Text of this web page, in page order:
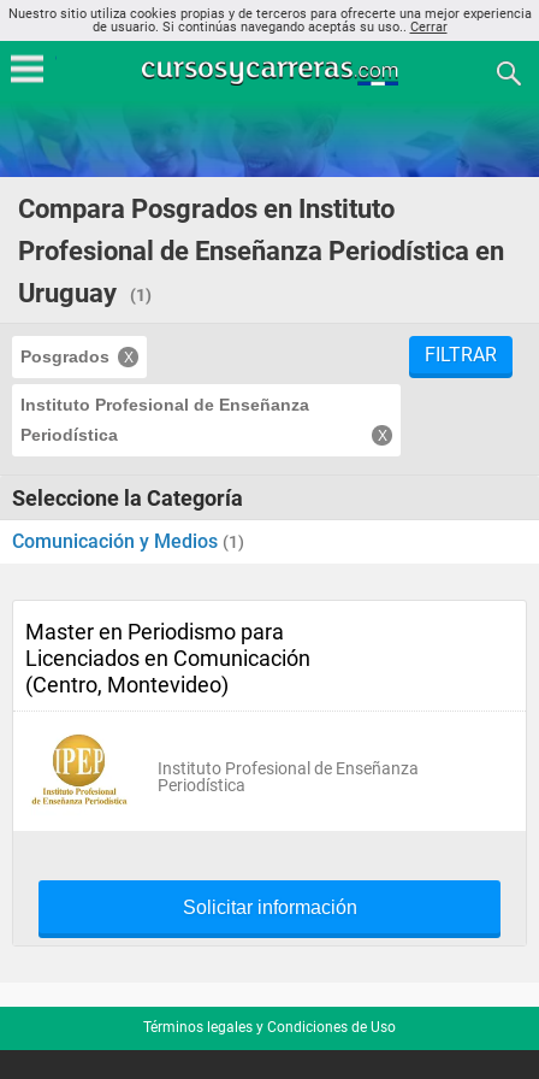
Nuestro sitio utiliza cookies propias y de terceros para ofrecerte una mejor experiencia
de usuario. Si continúas navegando aceptás su uso.. Cerrar
Compara Posgrados en Instituto
Profesional de Enseñanza Periodística en
Uruguay
(1)
Posgrados
Instituto Profesional de Enseñanza
Periodística
FILTRAR
Seleccione la Categoría
Comunicación y Medios (1)
Master en Periodismo para
Licenciados en Comunicación
(Centro, Montevideo)
Instituto Profesional de Enseñanza
Periodística
Solicitar información
Términos legales y Condiciones de Uso